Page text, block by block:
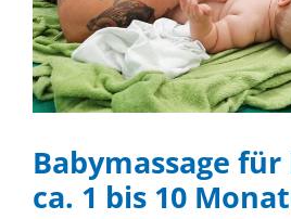
Babymassage für
ca. 1 bis 10